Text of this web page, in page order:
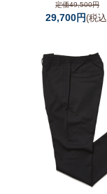
定価49,500円
29,700円(税